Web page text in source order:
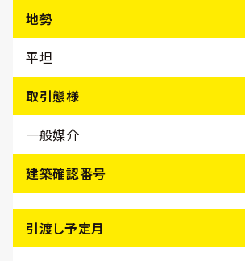
地勢
平坦
取引態様
一般媒介
建築確認番号
引渡し予定月